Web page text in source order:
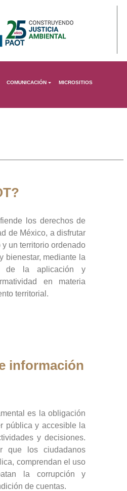
COMUNICACIÓN MICROSITIOS
los derechos de
de México, a disfrutar
un territorio ordenado
bienestar, mediante la
de la aplicación y
en materia
territorial.
información
es la obligación
pública y accesible la
y decisiones.
que los ciudadanos
comprendan el uso
la corrupción y
de cuentas.